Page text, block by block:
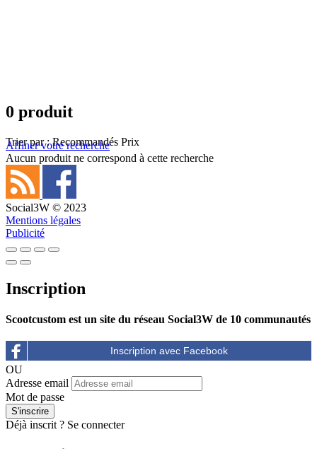
0 produit
Trier par : Recommandés Prix
Affiner votre recherche
Aucun produit ne correspond à cette recherche
Social3W © 2023
Mentions légales
Publicité
Inscription
Scootcustom est un site du réseau Social3W de 10 communautés
OU
Adresse email
Mot de passe
Déjà inscrit ? Se connecter